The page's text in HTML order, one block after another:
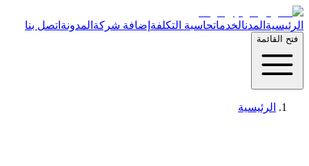
الرئيسية المدنالخدماتحاسبة التكلفة إضافة شركة المدونة اتصل بنا
فتح القائمة
الرئيسية